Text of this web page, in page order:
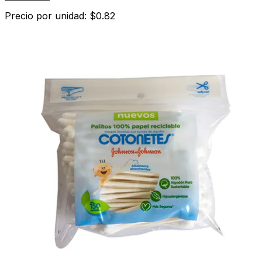
Precio por unidad: $0.82